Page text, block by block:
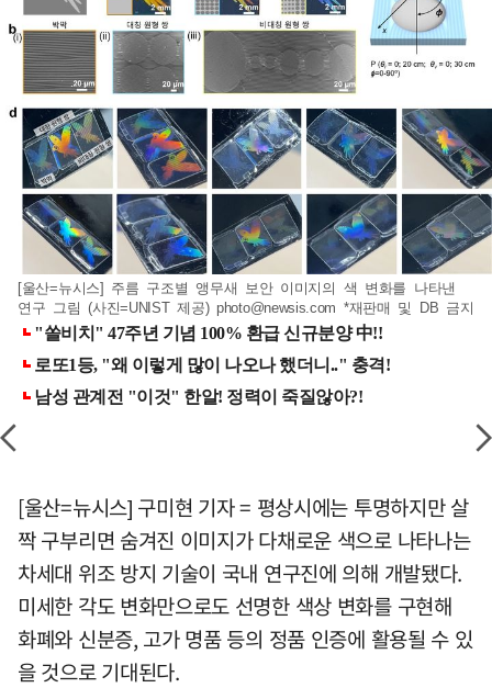
[울산=뉴시스] 주름 구조별 앵무새 보안 이미지의 색 변화를 나타낸
연구 그림 (사진=UNIST 제공) photo@newsis.com *재판매 및 DB 금지
[울산=뉴시스] 구미현 기자 = 평상시에는 투명하지만 살
짝 구부리면 숨겨진 이미지가 다채로운 색으로 나타나는
차세대 위조 방지 기술이 국내 연구진에 의해 개발됐다.
미세한 각도 변화만으로도 선명한 색상 변화를 구현해
화폐와 신분증, 고가 명품 등의 정품 인증에 활용될 수 있
을 것으로 기대된다.